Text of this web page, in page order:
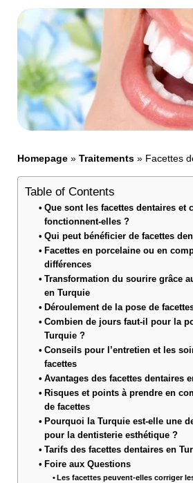
Homepage » Traitements » Facettes
Table of Contents
Que sont les facettes dentaires et
fonctionnent-elles ?
Qui peut bénéficier de facettes
Facettes en porcelaine ou en
différences
Transformation du sourire grâce
en Turquie
Déroulement de la pose de
Combien de jours faut-il pour la
Turquie ?
Conseils pour l’entretien et les
facettes
Avantages des facettes dentaires
Risques et points à prendre en
de facettes
Pourquoi la Turquie est-elle une
pour la dentisterie esthétique ?
Tarifs des facettes dentaires en
Foire aux Questions
Les facettes peuvent-elles corriger